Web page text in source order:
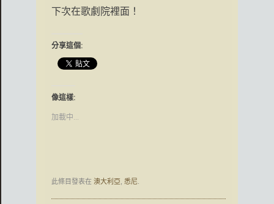
下次在歌劇院裡面！
分享這個:
像這樣:
加載中...
此條目發表在 澳大利亞 悉尼